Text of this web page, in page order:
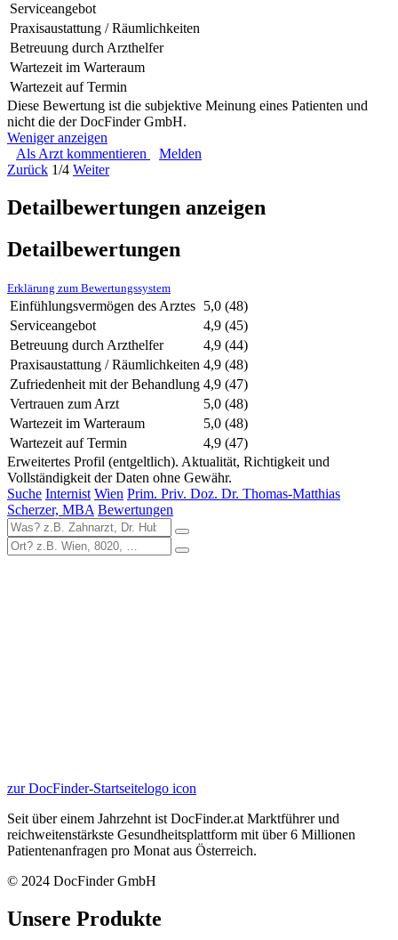
Serviceangebot
Praxisaustattung / Räumlichkeiten
Betreuung durch Arzthelfer
Wartezeit im Warteraum
Wartezeit auf Termin
Diese Bewertung ist die subjektive Meinung eines Patienten und
nicht die der DocFinder GmbH.
Weniger anzeigen
Als Arzt kommentieren
Melden
Zurück 1/4 Weiter
Detailbewertungen anzeigen
Detailbewertungen
Erklärung zum Bewertungssystem
Einfühlungsvermögen des Arztes 5,0 (48)
Serviceangebot
4,9 (45)
Betreuung durch Arzthelfer
4,9 (44)
Praxisaustattung / Räumlichkeiten 4,9 (48)
Zufriedenheit mit der Behandlung 4,9 (47)
Vertrauen zum Arzt
5,0 (48)
Wartezeit im Warteraum
5,0 (48)
Wartezeit auf Termin
4,9 (47)
Erweitertes Profil (entgeltlich). Aktualität, Richtigkeit und
Vollständigkeit der Daten ohne Gewähr.
Suche Internist Wien Prim. Priv. Doz. Dr. Thomas-Matthias
Scherzer, MBA Bewertungen
zur DocFinder-Startseitelogo icon
Seit über einem Jahrzehnt ist DocFinder.at Marktführer und
reichweitenstärkste Gesundheitsplattform mit über 6 Millionen
Patientenanfragen pro Monat aus Österreich.
© 2024 DocFinder GmbH
Unsere Produkte